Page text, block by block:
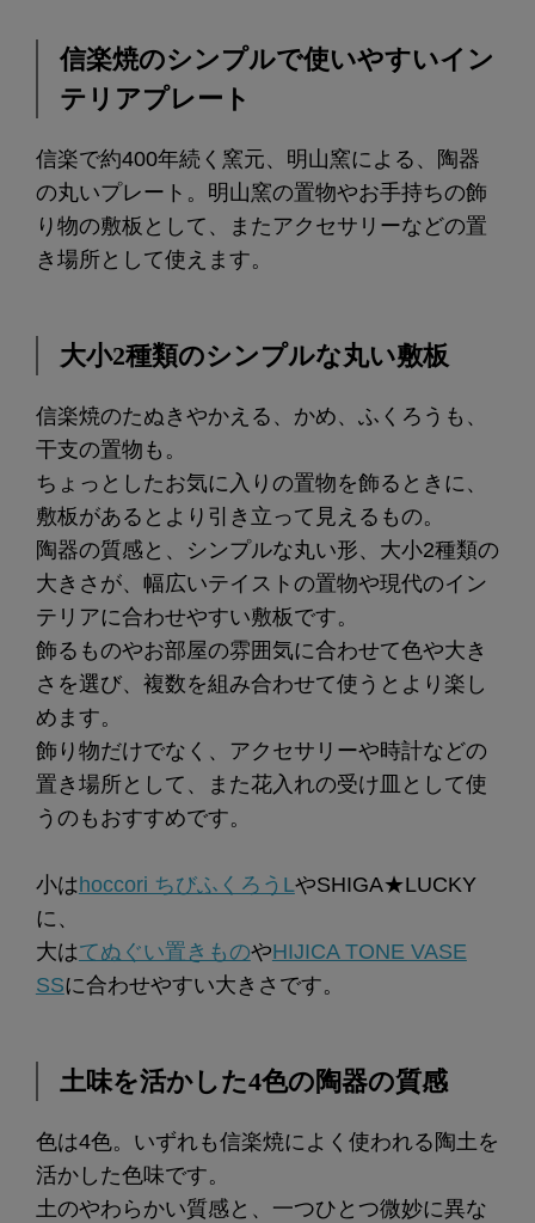
信楽焼のシンプルで使いやすいイン
テリアプレート
信楽で約400年続く窯元、明山窯による、陶器
の丸いプレート。明山窯の置物やお手持ちの飾
り物の敷板として、またアクセサリーなどの置
き場所として使えます。
大小2種類のシンプルな丸い敷板
信楽焼のたぬきやかえる、かめ、ふくろうも、
干支の置物も。
ちょっとしたお気に入りの置物を飾るときに、
敷板があるとより引き立って見えるもの。
陶器の質感と、シンプルな丸い形、大小2種類の
大きさが、幅広いテイストの置物や現代のイン
テリアに合わせやすい敷板です。
飾るものやお部屋の雰囲気に合わせて色や大き
さを選び、複数を組み合わせて使うとより楽し
めます。
飾り物だけでなく、アクセサリーや時計などの
置き場所として、また花入れの受け皿として使
うのもおすすめです。
小はhoccori ちびふくろうLやSHIGA★LUCKY
に、
大はてぬぐい置きものやHIJICA TONE VASE
SSに合わせやすい大きさです。
土味を活かした4色の陶器の質感
色は4色。いずれも信楽焼によく使われる陶土を
活かした色味です。
土のやわらかい質感と、一つひとつ微妙に異な